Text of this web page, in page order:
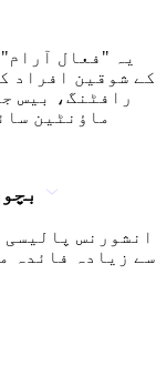
یہ "فعال
کے شوقین افراد
رافٹنگ، بیس
ماؤنٹین
سے زیادہ فائدہ